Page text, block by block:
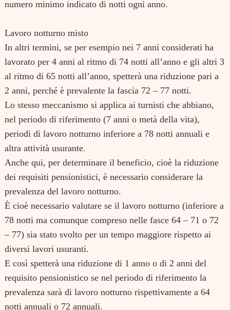
numero minimo indicato di notti ogni anno.
Lavoro notturno misto
In altri termini, se per esempio nei 7 anni considerati ha
lavorato per 4 anni al ritmo di 74 notti all’anno e gli altri 3
al ritmo di 65 notti all’anno, spetterà una riduzione pari a
2 anni, perché è prevalente la fascia 72 – 77 notti.
Lo stesso meccanismo si applica ai turnisti che abbiano,
nel periodo di riferimento (7 anni o metà della vita),
periodi di lavoro notturno inferiore a 78 notti annuali e
altra attività usurante.
Anche qui, per determinare il beneficio, cioè la riduzione
dei requisiti pensionistici, è necessario considerare la
prevalenza del lavoro notturno.
È cioè necessario valutare se il lavoro notturno (inferiore a
78 notti ma comunque compreso nelle fasce 64 – 71 o 72
– 77) sia stato svolto per un tempo maggiore rispetto ai
diversi lavori usuranti.
E così spetterà una riduzione di 1 anno o di 2 anni del
requisito pensionistico se nel periodo di riferimento la
prevalenza sarà di lavoro notturno rispettivamente a 64
notti annuali o 72 annuali.